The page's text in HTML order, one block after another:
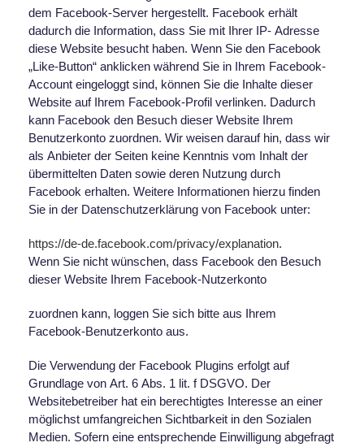
dem Facebook-Server hergestellt. Facebook erhält
dadurch die Information, dass Sie mit Ihrer IP- Adresse
diese Website besucht haben. Wenn Sie den Facebook
„Like-Button“ anklicken während Sie in Ihrem Facebook-
Account eingeloggt sind, können Sie die Inhalte dieser
Website auf Ihrem Facebook-Profil verlinken. Dadurch
kann Facebook den Besuch dieser Website Ihrem
Benutzerkonto zuordnen. Wir weisen darauf hin, dass wir
als Anbieter der Seiten keine Kenntnis vom Inhalt der
übermittelten Daten sowie deren Nutzung durch
Facebook erhalten. Weitere Informationen hierzu finden
Sie in der Datenschutzerklärung von Facebook unter:
https://de-de.facebook.com/privacy/explanation.
Wenn Sie nicht wünschen, dass Facebook den Besuch
dieser Website Ihrem Facebook-Nutzerkonto
zuordnen kann, loggen Sie sich bitte aus Ihrem
Facebook-Benutzerkonto aus.
Die Verwendung der Facebook Plugins erfolgt auf
Grundlage von Art. 6 Abs. 1 lit. f DSGVO. Der
Websitebetreiber hat ein berechtigtes Interesse an einer
möglichst umfangreichen Sichtbarkeit in den Sozialen
Medien. Sofern eine entsprechende Einwilligung abgefragt